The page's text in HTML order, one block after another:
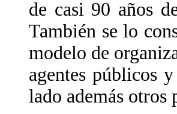
de casi 90 años
También se lo
modelo de
agentes públicos
lado además otros